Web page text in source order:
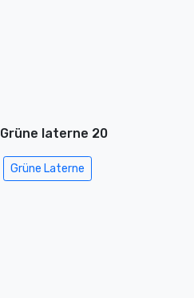
Grüne laterne 20
Grüne Laterne